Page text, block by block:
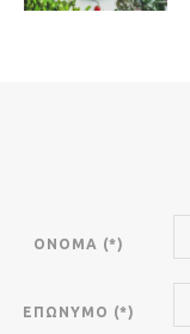
ΟΝΟΜΑ (*)
ΕΠΩΝΥΜΟ (*)